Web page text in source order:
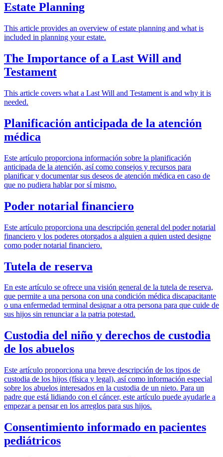
Estate Planning
This article provides an overview of estate planning and what is
included in planning your estate.
The Importance of a Last Will and
Testament
This article covers what a Last Will and Testament is and why it is
needed.
Planificación anticipada de la atención
médica
Este artículo proporciona información sobre la planificación
anticipada de la atención, así como consejos y recursos para
planificar y documentar sus deseos de atención médica en caso de
que no pudiera hablar por sí mismo.
Poder notarial financiero
Este artículo proporciona una descripción general del poder notarial
financiero y los poderes otorgados a alguien a quien usted designe
como poder notarial financiero.
Tutela de reserva
En este artículo se ofrece una visión general de la tutela de reserva,
que permite a una persona con una condición médica discapacitante
o una enfermedad terminal designar a otra persona para que cuide de
sus hijos sin renunciar a la patria potestad.
Custodia del niño y derechos de custodia
de los abuelos
Este artículo proporciona una breve descripción de los tipos de
custodia de los hijos (física y legal), así como información especial
sobre los abuelos interesados en la custodia de un nieto. Para un
padre que está lidiando con el cáncer, este artículo puede ayudarle a
empezar a pensar en los arreglos para sus hijos.
Consentimiento informado en pacientes
pediátricos